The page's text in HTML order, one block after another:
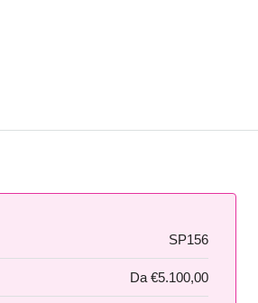
SP156
Da €5.100,00